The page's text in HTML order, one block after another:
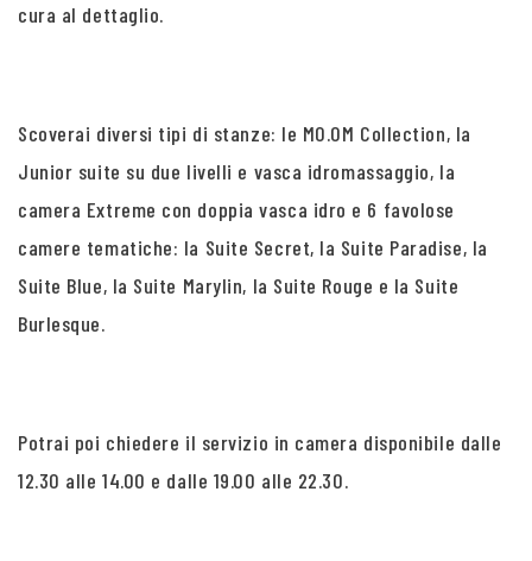
cura al dettaglio.
Scoverai diversi tipi di stanze: le MO.OM Collection, la
Junior suite su due livelli e vasca idromassaggio, la
camera Extreme con doppia vasca idro e 6 favolose
camere tematiche: la Suite Secret, la Suite Paradise, la
Suite Blue, la Suite Marylin, la Suite Rouge e la Suite
Burlesque.
Potrai poi chiedere il servizio in camera disponibile dalle
12.30 alle 14.00 e dalle 19.00 alle 22.30.